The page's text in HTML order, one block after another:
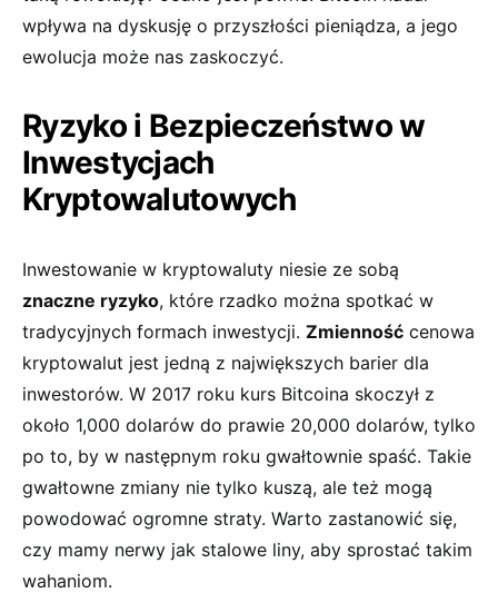
wpływa na dyskusję o przyszłości pieniądza, a jego
ewolucja może nas zaskoczyć.
Ryzyko i Bezpieczeństwo‍ w
Inwestycjach
Kryptowalutowych
Inwestowanie w kryptowaluty niesie ze sobą
znaczne ryzyko, ⁣które rzadko można spotkać w
tradycyjnych formach inwestycji. Zmienność ‌cenowa
kryptowalut jest ‌jedną z największych barier dla
inwestorów. W 2017 roku kurs Bitcoina skoczył z
około 1,000 dolarów do ⁤prawie 20,000 ‌dolarów, tylko
⁤po to, by w‌ następnym roku gwałtownie spaść. Takie
gwałtowne zmiany nie‌ tylko kuszą, ale też mogą
powodować ogromne straty.‍ Warto zastanowić się,
czy mamy nerwy jak stalowe liny, aby sprostać takim
⁤wahaniom.